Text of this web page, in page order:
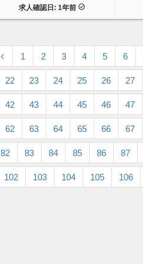
求人確認日: 1年前
1 2 3 4 5 6
22 23 24 25 26 27
42 43 44 45 46 47
62 63 64 65 66 67
82 83 84 85 86 87
102 103 104 105 106